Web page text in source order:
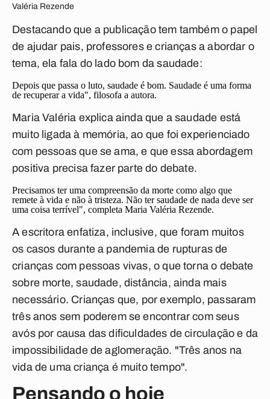
Valéria Rezende
Destacando que a publicação tem também o papel
de ajudar pais, professores e crianças a abordar o
tema, ela fala do lado bom da saudade:
Depois que passa o luto, saudade é bom. Saudade é uma forma
de recuperar a vida", filosofa a autora.
Maria Valéria explica ainda que a saudade está
muito ligada à memória, ao que foi experienciado
com pessoas que se ama, e que essa abordagem
positiva precisa fazer parte do debate.
Precisamos ter uma compreensão da morte como algo que
remete à vida e não à tristeza. Não ter saudade de nada deve ser
uma coisa terrível", completa Maria Valéria Rezende.
A escritora enfatiza, inclusive, que foram muitos
os casos durante a pandemia de rupturas de
crianças com pessoas vivas, o que torna o debate
sobre morte, saudade, distância, ainda mais
necessário. Crianças que, por exemplo, passaram
três anos sem poderem se encontrar com seus
avós por causa das dificuldades de circulação e da
impossibilidade de aglomeração. "Três anos na
vida de uma criança é muito tempo".
Pensando o hoje